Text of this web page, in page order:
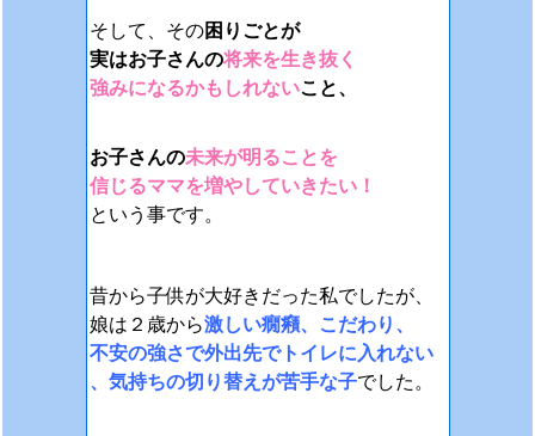
そして、その困りごとが
実はお子さんの将来を生き抜く
強みになるかもしれないこと、
お子さんの未来が明ることを
信じるママを増やしていきたい！
という事です。
昔から子供が大好きだった私でしたが、
娘は２歳から激しい癇癪、こだわり、
不安の強さで外出先でトイレに入れない
、気持ちの切り替えが苦手な子でした。